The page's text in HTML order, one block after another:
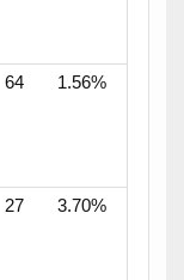
64 1.56%
27 3.70%